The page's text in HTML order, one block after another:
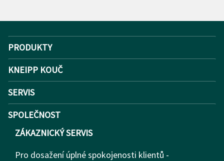
PRODUKTY
KNEIPP KOUČ
SERVIS
SPOLEČNOST
ZÁKAZNICKÝ SERVIS
Pro dosažení úplné spokojenosti klientů -